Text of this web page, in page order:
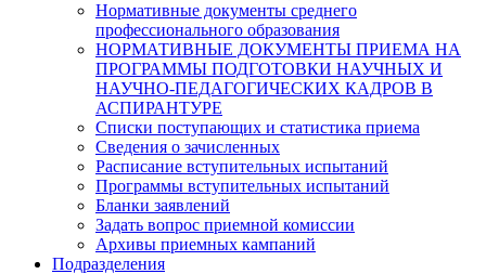
Нормативные документы среднего
профессионального образования
НОРМАТИВНЫЕ ДОКУМЕНТЫ ПРИЕМА НА
ПРОГРАММЫ ПОДГОТОВКИ НАУЧНЫХ И
НАУЧНО-ПЕДАГОГИЧЕСКИХ КАДРОВ В
АСПИРАНТУРЕ
Списки поступающих и статистика приема
Сведения о зачисленных
Расписание вступительных испытаний
Программы вступительных испытаний
Бланки заявлений
Задать вопрос приемной комиссии
Архивы приемных кампаний
Подразделения